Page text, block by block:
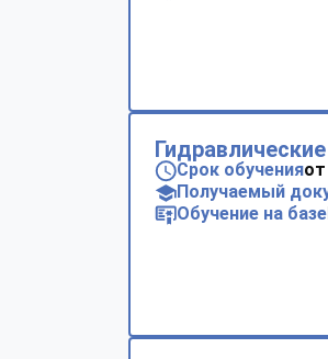
Срок обучения
Получаемый
Обучение на базе